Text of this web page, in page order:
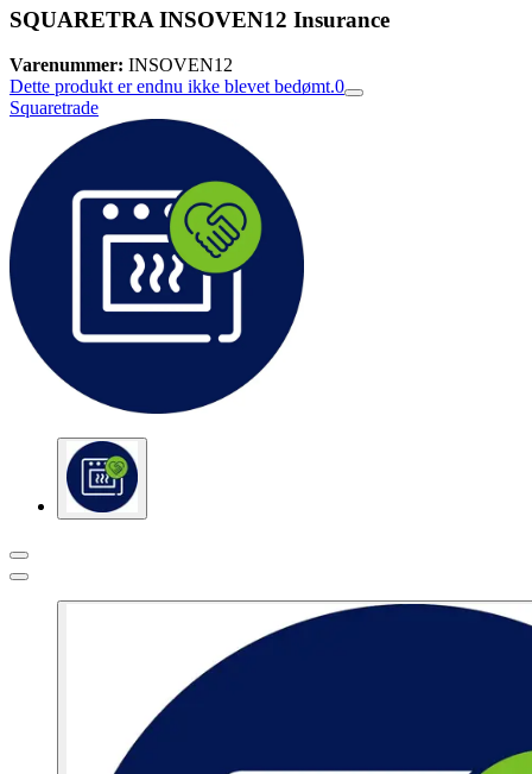
SQUARETRA INSOVEN12 Insurance
Varenummer: INSOVEN12
Dette produkt er endnu ikke blevet bedømt.0
Squaretrade